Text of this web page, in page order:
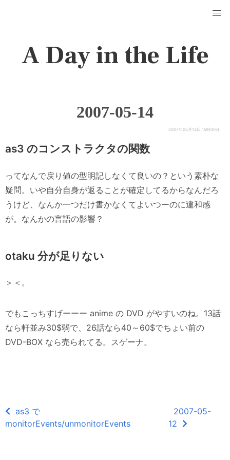
A Day in the Life
2007-05-14
2007年05月13日 15時00分
as3 のコンストラクタの関数
ってなんで戻り値の型明記しなくて良いの？という素朴な
疑問。いや自分自身が返ることが確定してるからなんだろ
うけど、なんか一つだけ書かなくてよいつーのに違和感
が。なんかの言語の影響？
otaku 分が足りない
＞＜。
でもこっちすげーーー anime の DVD がやすいのね。13話
なら軒並み30$弱で、26話なら40～60$でちょい前の
DVD-BOX なら売られてる。スゲーナ。
as3 で
monitorEvents/unmonitorEvents
2007-05-
12